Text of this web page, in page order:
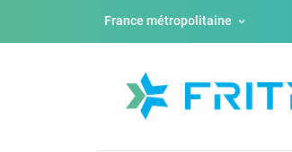
France métropolitaine